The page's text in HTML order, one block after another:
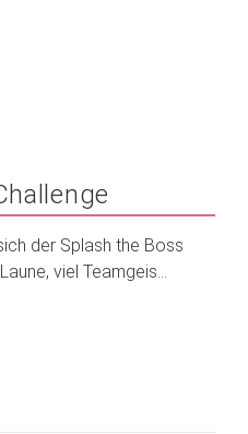
der Splash the Boss
viel Teamgeis...